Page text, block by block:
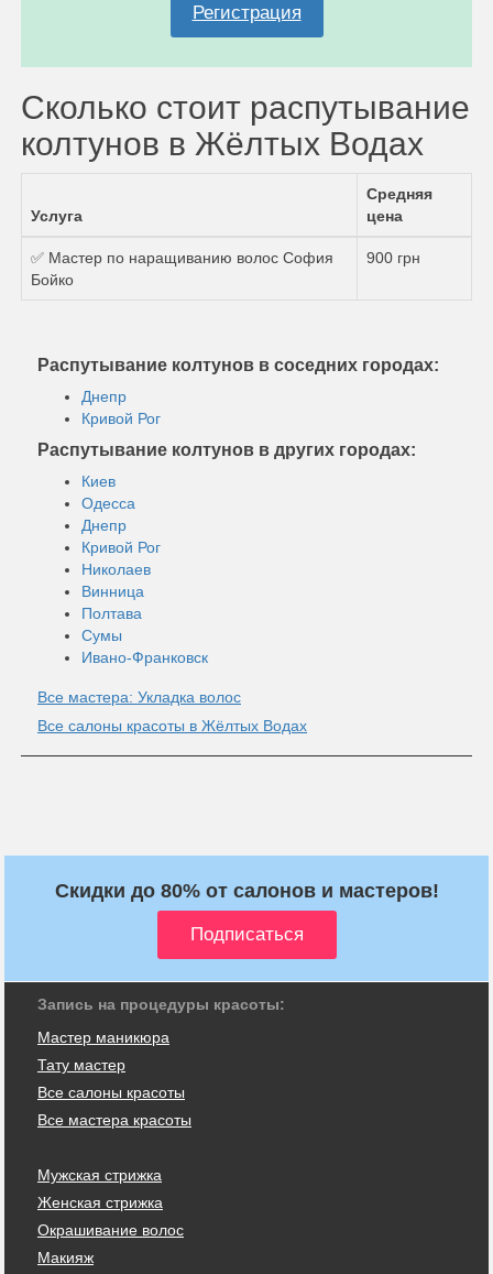
Регистрация
Сколько стоит распутывание
колтунов в Жёлтых Водах
Услуга
Средняя
цена
✅ Мастер по наращиванию волос София
Бойко
900 грн
Распутывание колтунов в соседних городах:
Днепр
Кривой Рог
Распутывание колтунов в других городах:
Киев
Одесса
Днепр
Кривой Рог
Николаев
Винница
Полтава
Сумы
Ивано-Франковск
Все мастера: Укладка волос
Все салоны красоты в Жёлтых Водах
Скидки до 80% от салонов и мастеров!
Запись на процедуры красоты:
Мастер маникюра
Тату мастер
Все салоны красоты
Все мастера красоты
Мужская стрижка
Женская стрижка
Окрашивание волос
Макияж